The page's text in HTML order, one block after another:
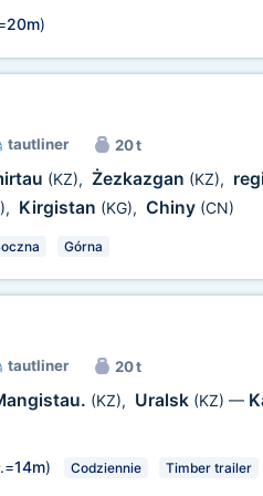
20m)
tautliner 20 t
(KZ), Żezkazgan (KZ),
, Kirgistan (KG), Chiny (CN)
Górna
tautliner 20 t
(KZ), Uralsk (KZ) —
14m) Codziennie Timber trailer